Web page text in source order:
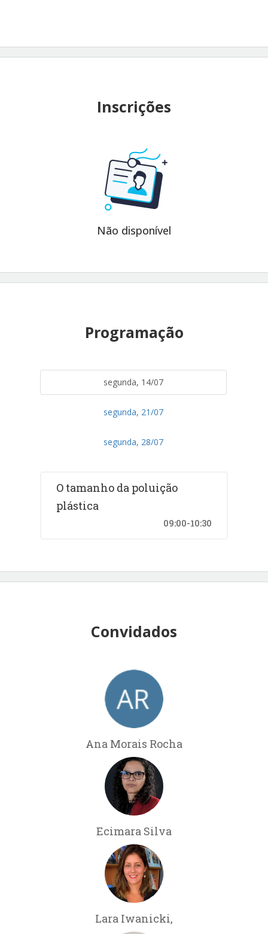
Inscrições
Não disponível
Programação
segunda, 14/07
segunda, 21/07
segunda, 28/07
O tamanho da poluição
plástica
09:00-10:30
Convidados
Ana Morais Rocha
Ecimara Silva
Lara Iwanicki,